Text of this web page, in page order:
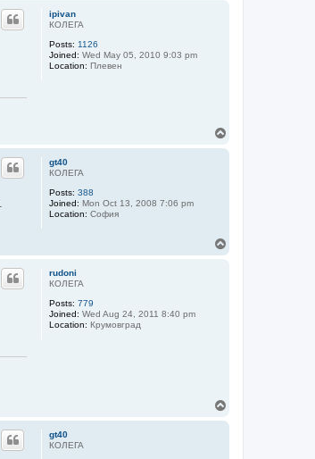
ipivan
КОЛЕГА
Posts: 1126
Joined: Wed May 05, 2010 9:03 pm
Location: Плевен
gt40
КОЛЕГА
Posts: 388
Joined: Mon Oct 13, 2008 7:06 pm
Location: София
rudoni
КОЛЕГА
Posts: 779
Joined: Wed Aug 24, 2011 8:40 pm
Location: Крумовград
gt40
КОЛЕГА